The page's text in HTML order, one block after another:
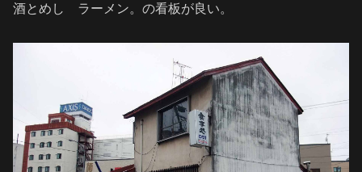
酒とめし ラーメン。の看板が良い。